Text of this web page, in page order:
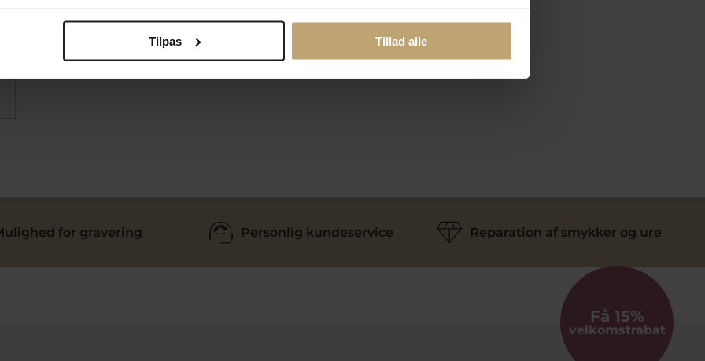
Tilpas Tillad alle
for gravering Personlig kundeservice Reparation af smykker og ure
Få 15%
velkomstrabat